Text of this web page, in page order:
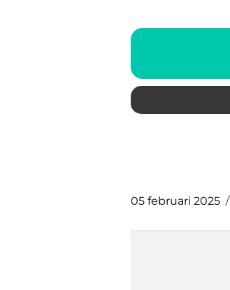
05 februari 2025